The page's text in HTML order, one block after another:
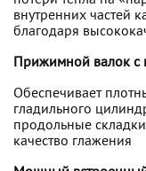
внутренних частей
благодаря
Прижимной валок с
Обеспечивает
гладильного
продольные
качество глажения